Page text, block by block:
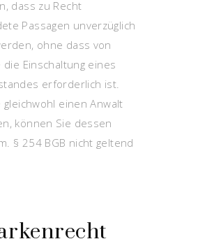
dass zu Recht
Passagen unverzüglich
ohne dass von
die Einschaltung eines
erforderlich ist.
gleichwohl einen Anwalt
können Sie dessen
§ 254 BGB nicht geltend